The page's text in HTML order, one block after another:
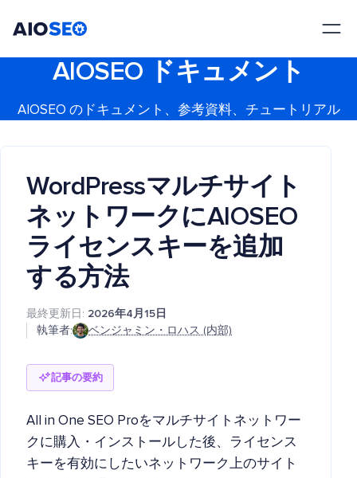
AIOSEO ドキュメント
AIOSEO のドキュメント、参考資料、チュートリアル
WordPressマルチサイト
ネットワークにAIOSEO
ライセンスキーを追加
する方法
最終更新日: 2026年4月15日
執筆者:
ベンジャミン・ロハス (内部)
記事の要約
All in One SEO Proをマルチサイトネットワー
クに購入・インストールした後、ライセンス
キーを有効にしたいネットワーク上のサイト